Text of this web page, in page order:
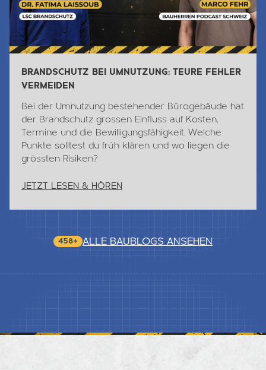
BRANDSCHUTZ BEI UMNUTZUNG: TEURE FEHLER
VERMEIDEN
Bei der Umnutzung bestehender Bürogebäude hat
der Brandschutz grossen Einfluss auf Kosten,
Termine und die Bewilligungsfähigkeit. Welche
Punkte solltest du früh klären und wo liegen die
grössten Risiken?
JETZT LESEN & HÖREN
458+ ALLE BAUBLOGS ANSEHEN